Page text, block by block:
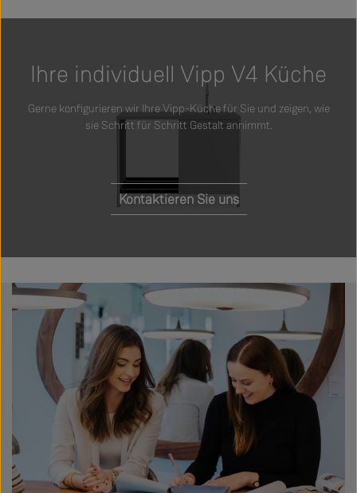
Ihre individuell Vipp V4 Küche
Gerne konfigurieren wir Ihre Vipp-Küche für Sie und zeigen, wie
sie Schritt für Schritt Gestalt annimmt.
Kontaktieren Sie uns